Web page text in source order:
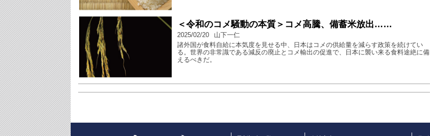
＜令和のコメ騒動の本質＞コメ高騰、備蓄米放出……
2025/02/20
山下一仁
諸外国が食料自給に本気度を見せる中、日本はコメの供給量を減らす政策を続けてい
る。世界の非常識である減反の廃止とコメ輸出の促進で、日本に襲い来る食料途絶に備
えるべきだ。